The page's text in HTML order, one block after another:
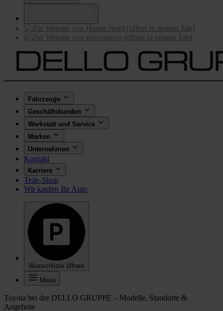
Fahrzeuge
Geschäftskunden
Werkstatt und Service
Marken
Unternehmen
Kontakt
Karriere
Teile-Shop
Wir kaufen Ihr Auto
Wunschliste öffnen
Menü
Toyota bei der DELLO GRUPPE – Modelle, Standorte &
Angebote